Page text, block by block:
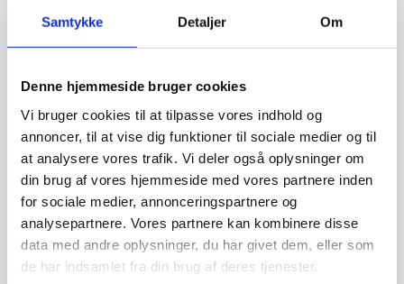
Samtykke Detaljer Om
Denne hjemmeside bruger cookies
Vi bruger cookies til at tilpasse vores indhold og
annoncer, til at vise dig funktioner til sociale medier og til
at analysere vores trafik. Vi deler også oplysninger om
din brug af vores hjemmeside med vores partnere inden
for sociale medier, annonceringspartnere og
analysepartnere. Vores partnere kan kombinere disse
data med andre oplysninger, du har givet dem, eller som
de har indsamlet fra din brug af deres tjenester.
Relaterede varer
Hâws glacier er din
personlige is- og
treatmaker
hâws glacier er din personlige
is- og treatmaker, der
forvandler…